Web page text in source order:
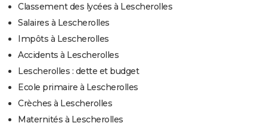
Classement des lycées à Lescherolles
Salaires à Lescherolles
Impôts à Lescherolles
Accidents à Lescherolles
Lescherolles : dette et budget
Ecole primaire à Lescherolles
Crèches à Lescherolles
Maternités à Lescherolles